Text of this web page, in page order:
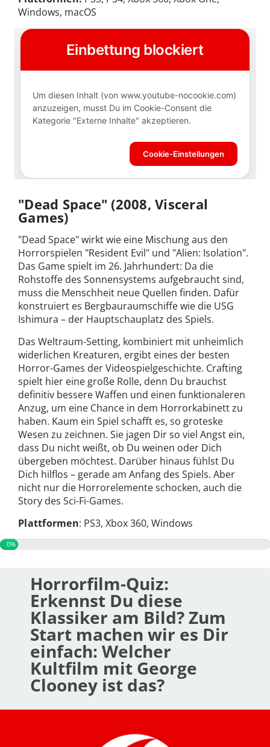
Windows, macOS
"Dead Space" (2008, Visceral
Games)
"Dead Space" wirkt wie eine Mischung aus den
Horrorspielen "Resident Evil" und "Alien: Isolation".
Das Game spielt im 26. Jahrhundert: Da die
Rohstoffe des Sonnensystems aufgebraucht sind,
muss die Menschheit neue Quellen finden. Dafür
konstruiert es Bergbauraumschiffe wie die USG
Ishimura – der Hauptschauplatz des Spiels.
Das Weltraum-Setting, kombiniert mit unheimlich
widerlichen Kreaturen, ergibt eines der besten
Horror-Games der Videospielgeschichte. Crafting
spielt hier eine große Rolle, denn Du brauchst
definitiv bessere Waffen und einen funktionaleren
Anzug, um eine Chance in dem Horrorkabinett zu
haben. Kaum ein Spiel schafft es, so groteske
Wesen zu zeichnen. Sie jagen Dir so viel Angst ein,
dass Du nicht weißt, ob Du weinen oder Dich
übergeben möchtest. Darüber hinaus fühlst Du
Dich hilflos – gerade am Anfang des Spiels. Aber
nicht nur die Horrorelemente schocken, auch die
Story des Sci-Fi-Games.
Plattformen: PS3, Xbox 360, Windows
0%
Horrorfilm-Quiz:
Erkennst Du diese
Klassiker am Bild? Zum
Start machen wir es Dir
einfach: Welcher
Kultfilm mit George
Clooney ist das?